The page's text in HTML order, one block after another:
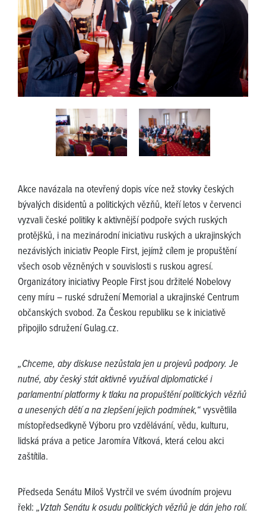
Akce navázala na otevřený dopis více než stovky českých
bývalých disidentů a politických vězňů, kteří letos v červenci
vyzvali české politiky k aktivnější podpoře svých ruských
protějšků, i na mezinárodní iniciativu ruských a ukrajinských
nezávislých iniciativ People First, jejímž cílem je propuštění
všech osob vězněných v souvislosti s ruskou agresí.
Organizátory iniciativy People First jsou držitelé Nobelovy
ceny míru – ruské sdružení Memorial a ukrajinské Centrum
občanských svobod. Za Českou republiku se k iniciativě
připojilo sdružení Gulag.cz.
„Chceme, aby diskuse nezůstala jen u projevů podpory. Je
nutné, aby český stát aktivně využíval diplomatické i
parlamentní platformy k tlaku na propuštění politických vězňů
a unesených dětí a na zlepšení jejich podmínek,“vysvětlila
místopředsedkyně Výboru pro vzdělávání, vědu, kulturu,
lidská práva a petice Jaromíra Vítková, která celou akci
zaštítila.
Předseda Senátu Miloš Vystrčil ve svém úvodním projevu
řekl: „Vztah Senátu k osudu politických vězňů je dán jeho rolí.